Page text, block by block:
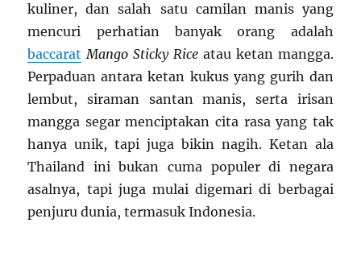
kuliner, dan salah satu camilan manis yang
mencuri perhatian banyak orang adalah
baccarat Mango Sticky Rice atau ketan mangga.
Perpaduan antara ketan kukus yang gurih dan
lembut, siraman santan manis, serta irisan
mangga segar menciptakan cita rasa yang tak
hanya unik, tapi juga bikin nagih. Ketan ala
Thailand ini bukan cuma populer di negara
asalnya, tapi juga mulai digemari di berbagai
penjuru dunia, termasuk Indonesia.